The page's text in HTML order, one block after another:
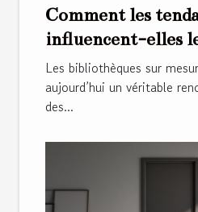
Comment les
influencent-elles
bibliothèques sur
Les bibliothèques sur
aujourd’hui un véritable
des...